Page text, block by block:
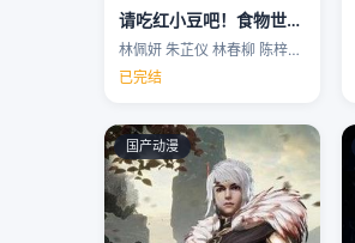
请吃红小豆吧！食物世界第一季
林佩妍 朱芷仪 林春柳 陈梓聪 …
已完结
国产动漫